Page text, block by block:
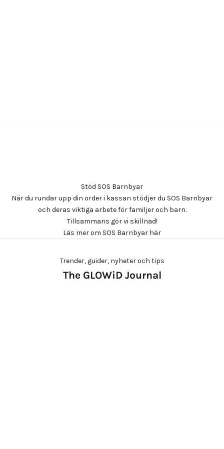
Stöd SOS Barnbyar
När du rundar upp din order i kassan stödjer du SOS Barnbyar
och deras viktiga arbete för familjer och barn.
Tillsammans gör vi skillnad!
Läs mer om SOS Barnbyar här
Trender, guider, nyheter och tips
The GLOWiD Journal